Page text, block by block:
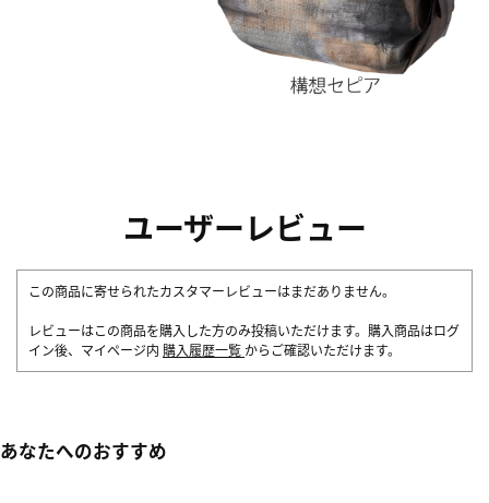
ユーザーレビュー
この商品に寄せられたカスタマーレビューはまだありません。
レビューはこの商品を購入した方のみ投稿いただけます。購入商品はログ
イン後、マイページ内 購入履歴一覧 からご確認いただけます。
あなたへのおすすめ